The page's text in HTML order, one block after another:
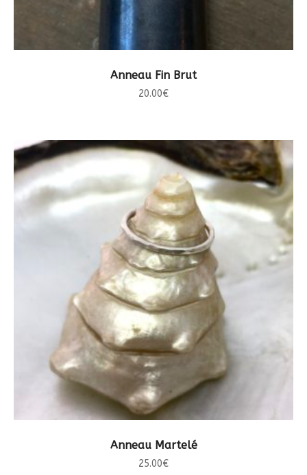
CHOIX DES OPTIONS
Anneau Fin Brut
20.00€
CHOIX DES OPTIONS
Anneau Martelé
25.00€